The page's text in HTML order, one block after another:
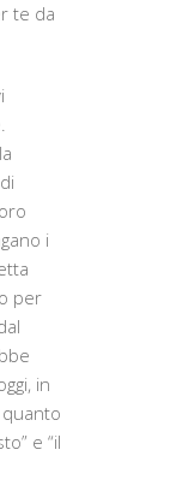
te da
i
per
in
e “il